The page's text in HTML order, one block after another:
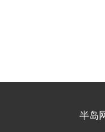
半岛